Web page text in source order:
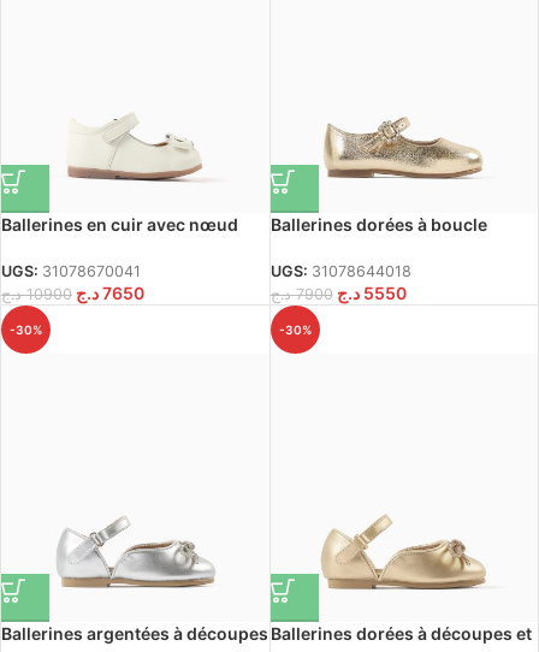
Ballerines en cuir avec nœud
blanches
UGS: 31078670041
10900 د.ج 7650د.ج
Ballerines dorées à boucle
UGS: 31078644018
7900 د.ج 5550 د.ج
-30%
Ballerines argentées à découpes
-30%
Ballerines dorées à découpes et